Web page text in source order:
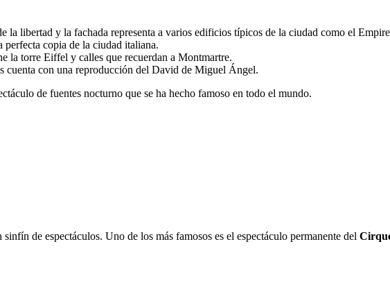
la libertad y la fachada representa a varios edificios típicos de la ciudad como el
perfecta copia de la ciudad italiana.
la torre Eiffel y calles que recuerdan a Montmartre.
cuenta con una reproducción del David de Miguel Ángel.
de fuentes nocturno que se ha hecho famoso en todo el mundo.
de espectáculos. Uno de los más famosos es el espectáculo permanente del